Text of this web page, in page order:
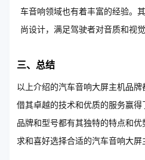
车音响领域也有着丰富的经验。
尚设计，满足驾驶者对音质和视觉
三、总结
以上介绍的汽车音响大屏主机品
借其卓越的技术和优质的服务赢
品牌和型号都有其独特的特点和
求和喜好选择合适的汽车音响大屏